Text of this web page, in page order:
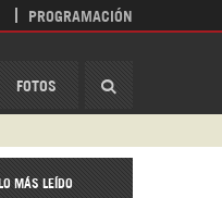
FOTOS
PROGRAMACIÓN
LO MÁS LEÍDO